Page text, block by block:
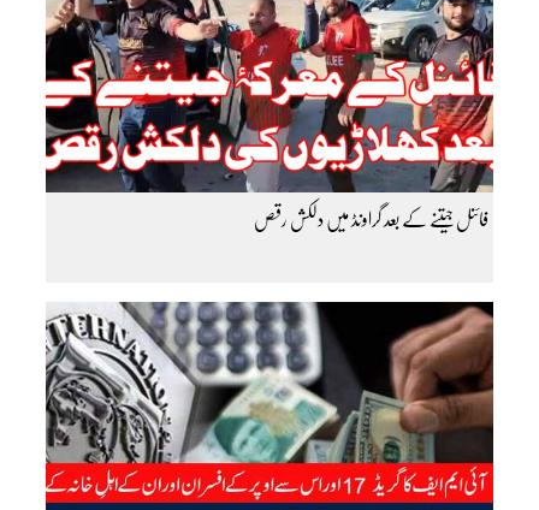
فائنل جیتنے کے بعد گراونڈ میں دلکش رقص